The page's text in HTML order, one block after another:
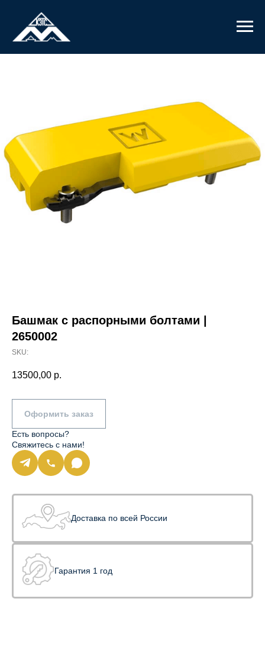
Башмак с распорными болтами |
2650002
SKU:
13500,00 р.
Оформить заказ
Есть вопросы?
Свяжитесь с нами!
Доставка по всей России
Гарантия 1 год